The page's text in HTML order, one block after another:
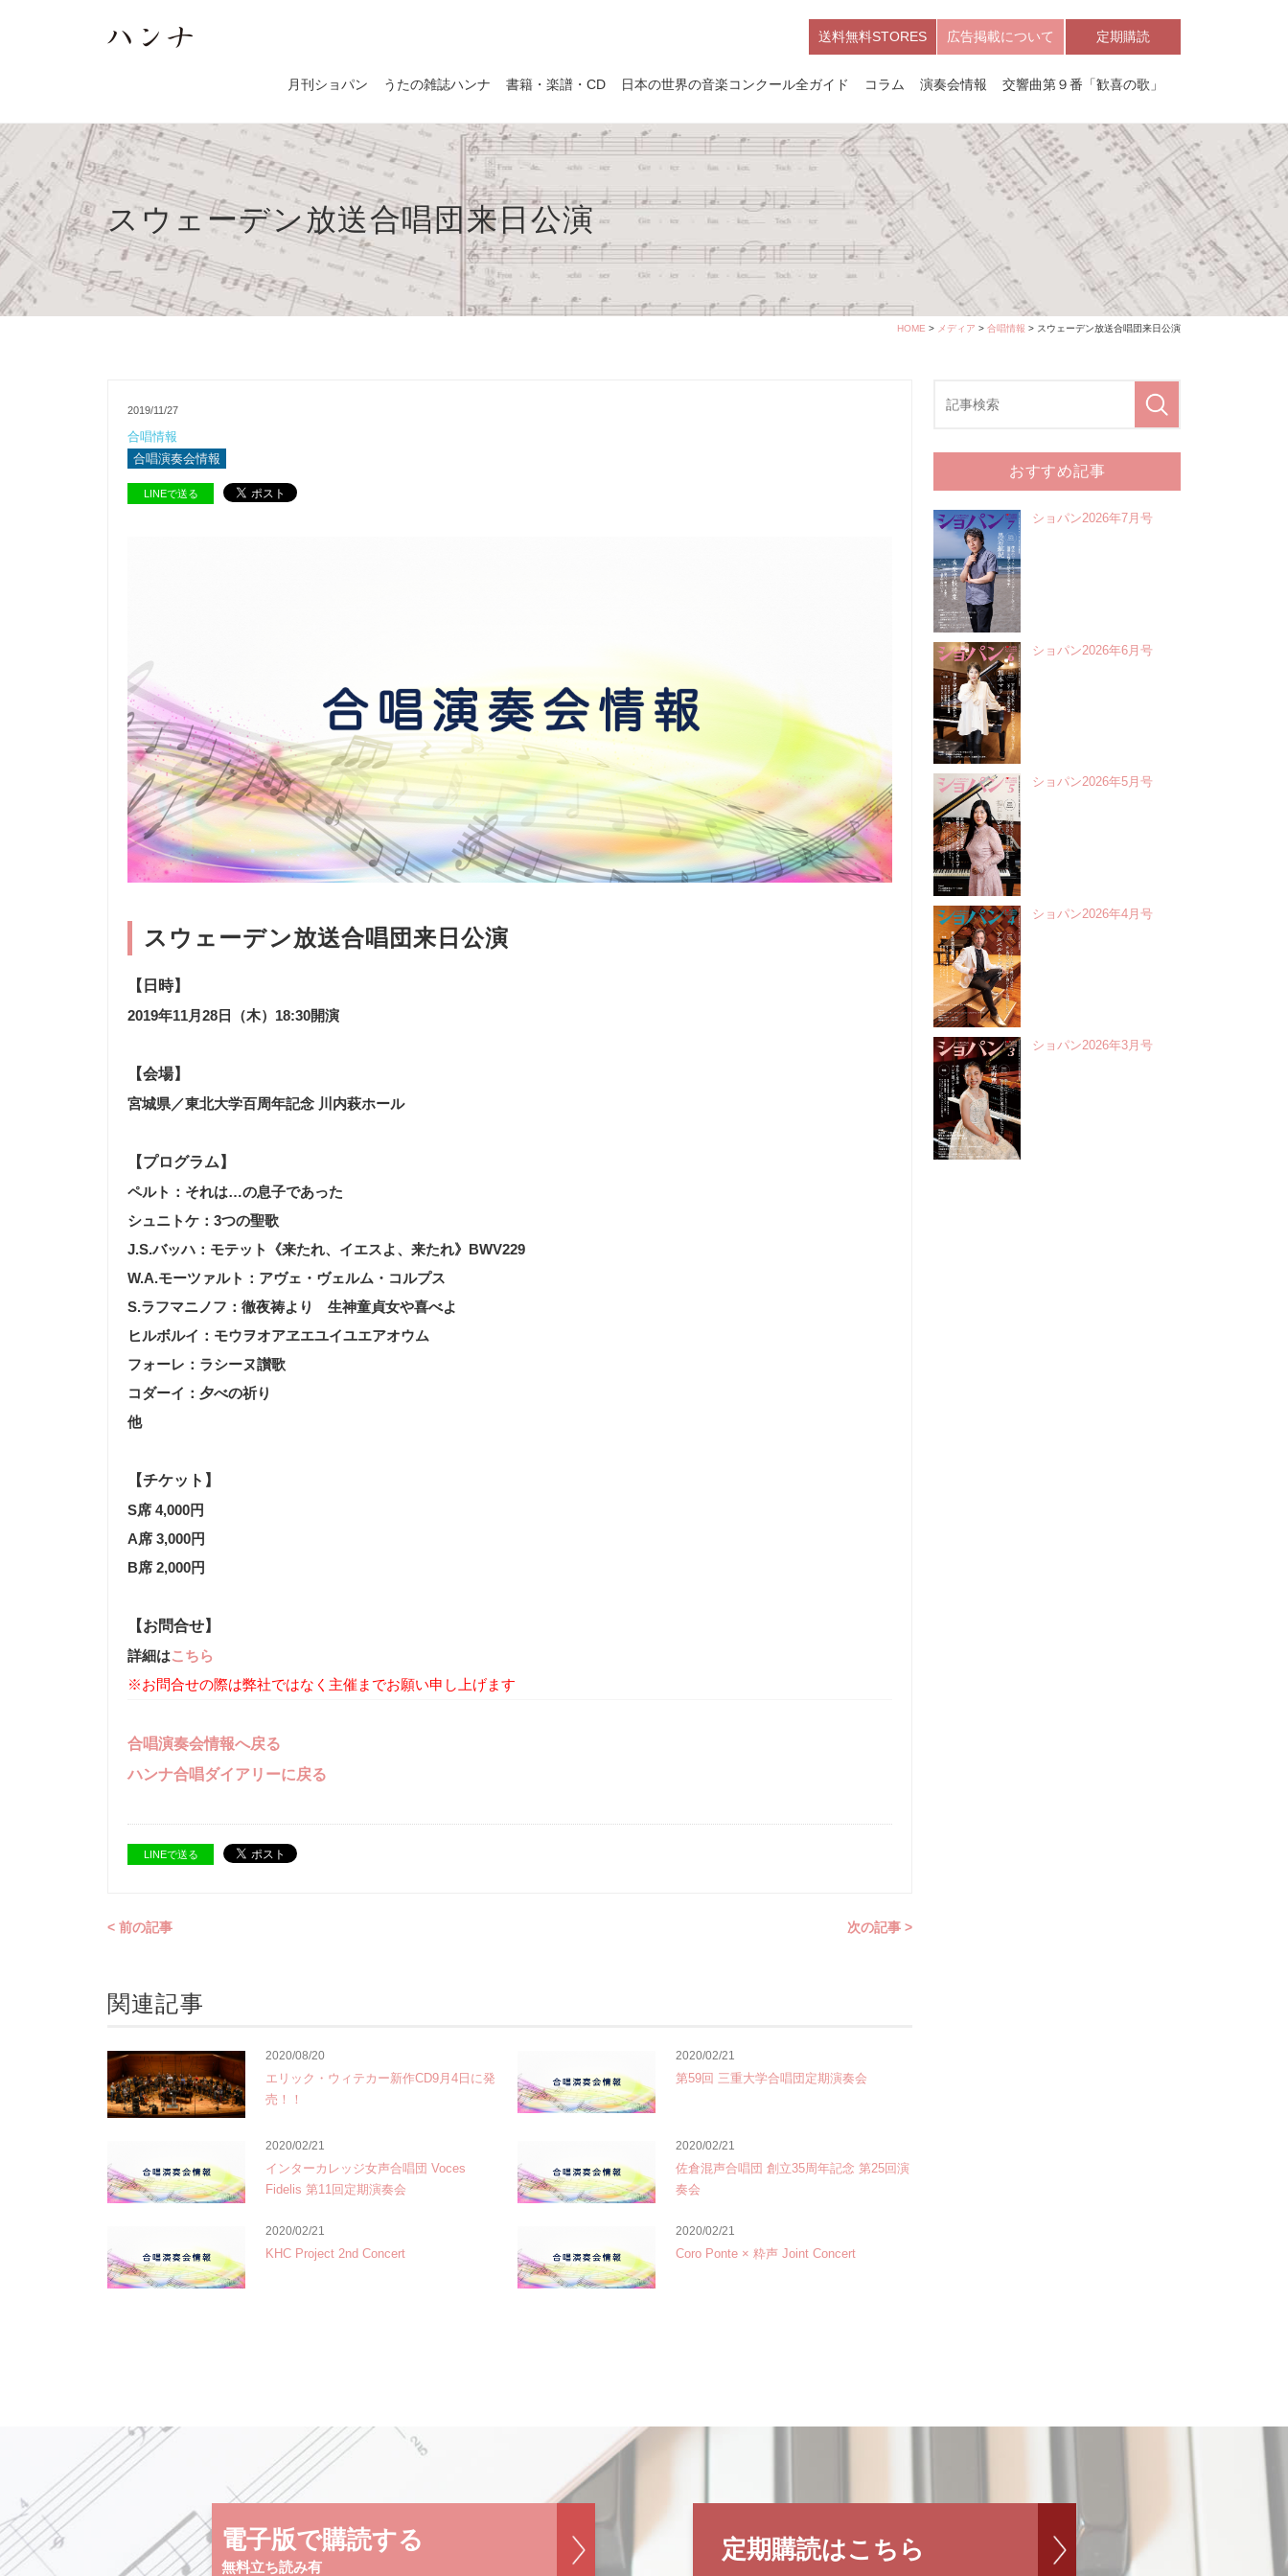
送料無料STORES 広告掲載について 定期購読
月刊ショパン うたの雑誌ハンナ 書籍・楽譜・CD 日本の世界の音楽コンクール全ガイド コラム 演奏会情報 交響曲第９番「歓喜の歌」
スウェーデン放送合唱団来日公演
HOME > メディア > 合唱情報 > スウェーデン放送合唱団来日公演
2019/11/27
合唱情報
合唱演奏会情報
LINEで送る
スウェーデン放送合唱団来日公演
【日時】
2019年11月28日（木）18:30開演
【会場】
宮城県／東北大学百周年記念 川内萩ホール
【プログラム】
ペルト：それは…の息子であった
シュニトケ：3つの聖歌
J.S.バッハ：モテット《来たれ、イエスよ、来たれ》BWV229
W.A.モーツァルト：アヴェ・ヴェルム・コルプス
S.ラフマニノフ：徹夜祷より 生神童貞女や喜べよ
ヒルボルイ：モウヲオアヱエユイユエアオウム
フォーレ：ラシーヌ讃歌
コダーイ：夕べの祈り
他
【チケット】
S席 4,000円
A席 3,000円
B席 2,000円
【お問合せ】
詳細はこちら
※お問合せの際は弊社ではなく主催までお願い申し上げます
合唱演奏会情報へ戻る
ハンナ合唱ダイアリーに戻る
LINEで送る
< 前の記事 次の記事 >
関連記事
2020/08/20
エリック・ウィテカー新作CD9月4日に発
売！！
2020/02/21
第59回 三重大学合唱団定期演奏会
2020/02/21
インターカレッジ女声合唱団 Voces
Fidelis 第11回定期演奏会
2020/02/21
佐倉混声合唱団 創立35周年記念 第25回演
奏会
2020/02/21
KHC Project 2nd Concert
2020/02/21
Coro Ponte × 粋声 Joint Concert
おすすめ記事
ショパン2026年7月号
ショパン2026年6月号
ショパン2026年5月号
ショパン2026年4月号
ショパン2026年3月号
電子版で購読する
無料立ち読み有
定期購読はこちら